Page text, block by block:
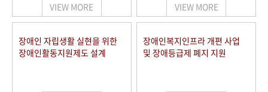
VIEW MORE VIEW MORE
장애인 자립생활 실현을 위한
장애인활동지원제도 설계
장애인복지인프라 개편 사업
및 장애등급제 폐지 지원